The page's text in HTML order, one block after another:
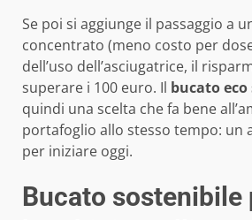
Se poi si aggiunge il passaggio a
concentrato (meno costo per
dell’uso dell’asciugatrice, il
superare i 100 euro. Il bucato
quindi una scelta che fa bene
portafoglio allo stesso tempo: un
per iniziare oggi.
Bucato sostenibile